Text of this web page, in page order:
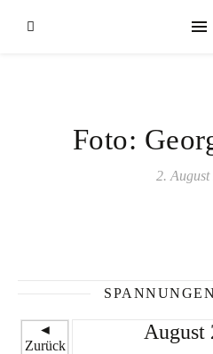
Foto:
2. August
◄
Zurück
August